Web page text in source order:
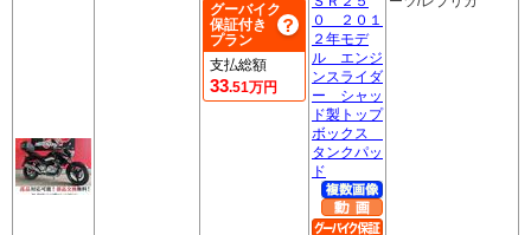
グーバイク
保証付き
プラン
支払総額
33.51万円
０ ２０１
２年モデ
ル エンジ
ンスライダ
ー シャッ
ド製トップ
ボックス
タンクパッ
ド